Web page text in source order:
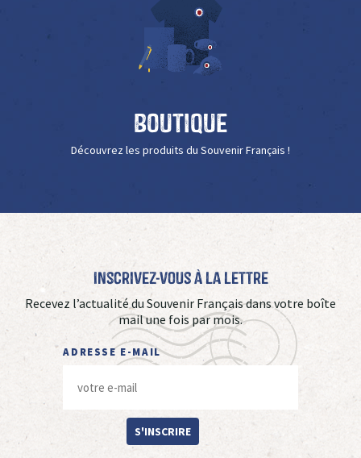
Boutique
Découvrez les produits du Souvenir Français !
Inscrivez-vous à La Lettre
Recevez l’actualité du Souvenir Français dans votre boîte
mail une fois par mois.
ADRESSE E-MAIL
S'INSCRIRE